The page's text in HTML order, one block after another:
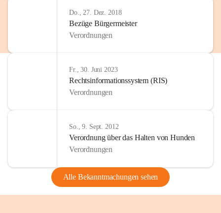
Do., 27. Dez. 2018
Bezüge Bürgermeister
Verordnungen
Fr., 30. Juni 2023
Rechtsinformationssystem (RIS)
Verordnungen
So., 9. Sept. 2012
Verordnung über das Halten von Hunden
Verordnungen
Alle Bekanntmachungen sehen